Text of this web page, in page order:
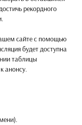
рекордного
сайте с помощью
будет доступна
таблицы
анонсу.